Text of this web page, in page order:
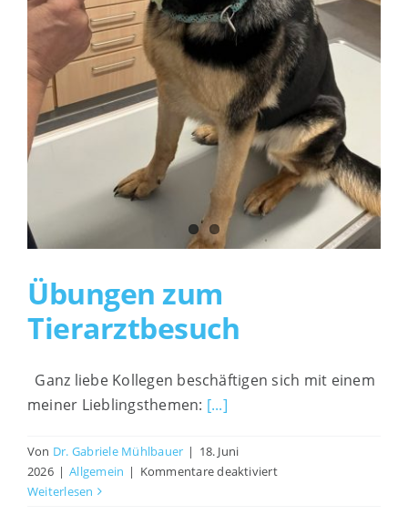
Interessante Links
Impressum
Übungen zum
Tierarztbesuch
Ganz liebe Kollegen beschäftigen sich mit einem
meiner Lieblingsthemen: [...]
Von Dr. Gabriele Mühlbauer | 18. Juni
2026 | Allgemein | Kommentare deaktiviertfür
Weiterlesen